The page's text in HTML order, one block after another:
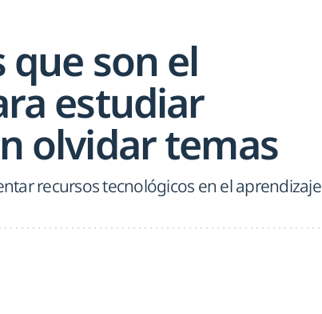
que son el
estudiar
olvidar temas
recursos tecnológicos en el aprendizaje